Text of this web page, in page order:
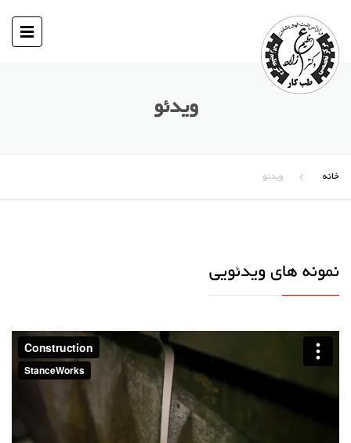
ویدئو
خانه ویدئو
نمونه های ویدئویی